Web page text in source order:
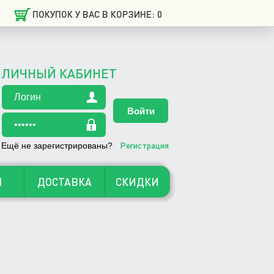
ПОКУПОК У ВАС В КОРЗИНЕ: 0
ЛИЧНЫЙ КАБИНЕТ
Ещё не зарегистрированы? Регистрация
ДОСТАВКА СКИДКИ